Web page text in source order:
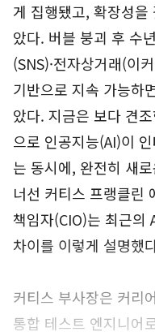
게 집행됐고, 확장성
았다. 버블 붕괴 후 수
(SNS)·전자상거래(이
기반으로 지속 가능하
았다. 지금은 보다 견
으로 인공지능(AI)이
는 동시에, 완전히 새
너선 커티스 프랭클린
책임자(CIO)는 최근의
차이를 이렇게 설명했
커티스 부사장은 커리
통합 테스트 엔지니어